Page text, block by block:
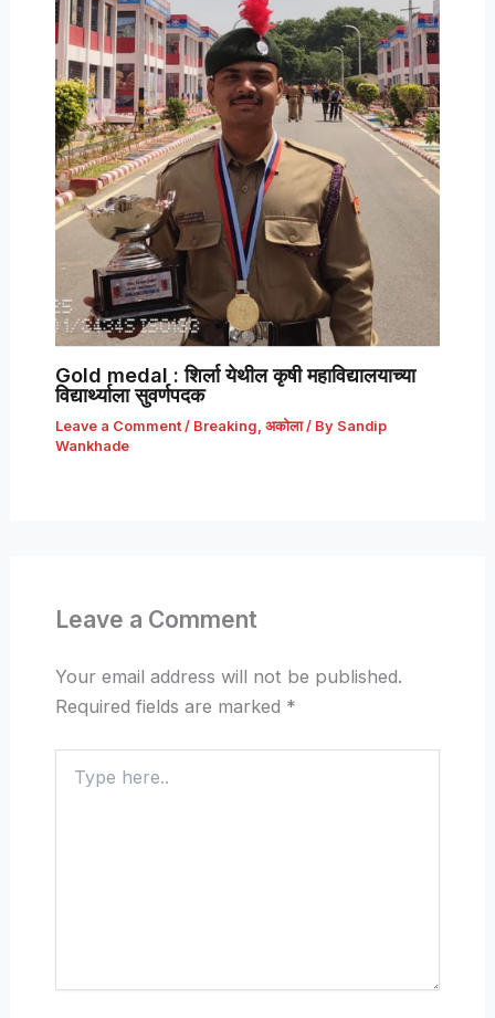
Gold medal : शिर्ला येथील कृषी महाविद्यालयाच्या
विद्यार्थ्याला सुवर्णपदक
Leave a Comment / Breaking, अकोला/ By Sandip
Wankhade
Leave a Comment
Your email address will not be published.
Required fields are marked *
here..